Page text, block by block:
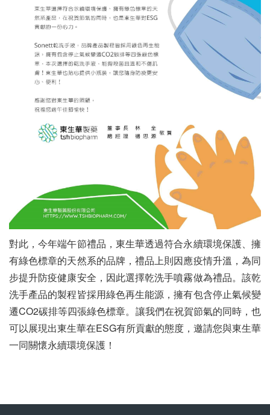
對此，今年端午節禮品，東生華透過符合永續環境保護、擁
有綠色標章的天然系的品牌，禮品上則因應疫情升溫，為同
步提升防疫健康安全，因此選擇乾洗手噴霧做為禮品。該乾
洗手產品的製程皆採用綠色再生能源，擁有包含停止氣候變
遷CO2碳排等四張綠色標章。讓我們在祝賀節氣的同時，也
可以展現出東生華在ESG有所貢獻的態度，邀請您與東生華
一同關懷永續環境保護！